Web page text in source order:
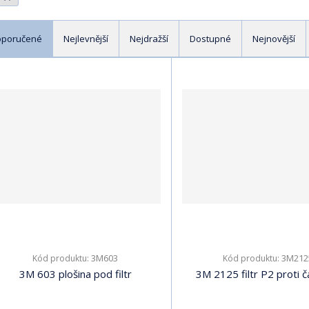
Nejlevnější Nejdražší Dostupné Nejnovější
Kód produktu: 3M603
3M 603 plošina pod filtr
Kód produktu:
3M 2125 filtr P2 proti